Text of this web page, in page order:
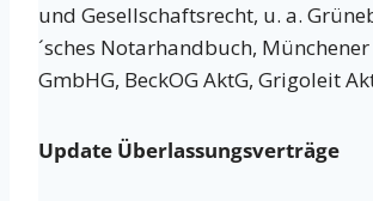
und Gesellschaftsrecht, u. a.
´sches Notarhandbuch,
GmbHG, BeckOG AktG, Grigoleit
Update Überlassungsverträge